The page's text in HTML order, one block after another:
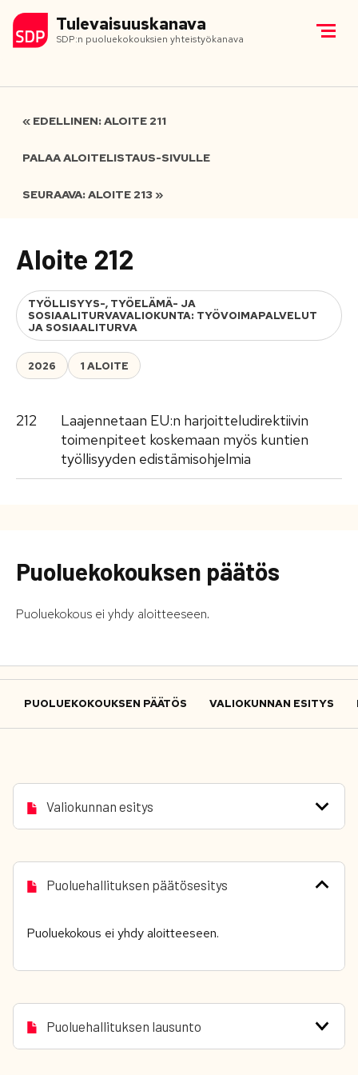
Tulevaisuuskanava
SDP:n puoluekokouksien yhteistyökanava
« EDELLINEN: ALOITE 211
PALAA ALOITELISTAUS-SIVULLE
SEURAAVA: ALOITE 213 »
Aloite 212
TYÖLLISYYS-, TYÖELÄMÄ- JA
SOSIAALITURVAVALIOKUNTA: TYÖVOIMAPALVELUT
JA SOSIAALITURVA
2026 1 ALOITE
212
Laajennetaan EU:n harjoitteludirektiivin
toimenpiteet koskemaan myös kuntien
työllisyyden edistämisohjelmia
Puoluekokouksen päätös
Puoluekokous ei yhdy aloitteeseen.
PUOLUEKOKOUKSEN PÄÄTÖS VALIOKUNNAN ESITYS
Valiokunnan esitys
Puoluehallituksen päätösesitys
Puoluekokous ei yhdy aloitteeseen.
Puoluehallituksen lausunto